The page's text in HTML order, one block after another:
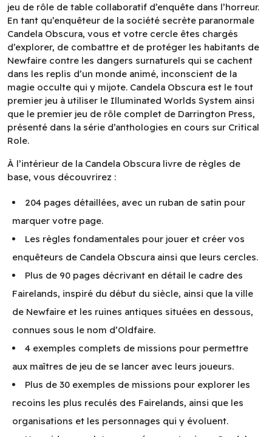
jeu de rôle de table collaboratif d’enquête dans l’horreur.
En tant qu’enquêteur de la société secrète paranormale
Candela Obscura, vous et votre cercle êtes chargés
d’explorer, de combattre et de protéger les habitants de
Newfaire contre les dangers surnaturels qui se cachent
dans les replis d’un monde animé, inconscient de la
magie occulte qui y mijote. Candela Obscura est le tout
premier jeu à utiliser le Illuminated Worlds System ainsi
que le premier jeu de rôle complet de Darrington Press,
présenté dans la série d’anthologies en cours sur Critical
Role.
À l’intérieur de la Candela Obscura livre de règles de
base, vous découvrirez :
204 pages détaillées, avec un ruban de satin pour
marquer votre page.
Les règles fondamentales pour jouer et créer vos
enquêteurs de Candela Obscura ainsi que leurs cercles.
Plus de 90 pages décrivant en détail le cadre des
Fairelands, inspiré du début du siècle, ainsi que la ville
de Newfaire et les ruines antiques situées en dessous,
connues sous le nom d’Oldfaire.
4 exemples complets de missions pour permettre
aux maîtres de jeu de se lancer avec leurs joueurs.
Plus de 30 exemples de missions pour explorer les
recoins les plus reculés des Fairelands, ainsi que les
organisations et les personnages qui y évoluent.